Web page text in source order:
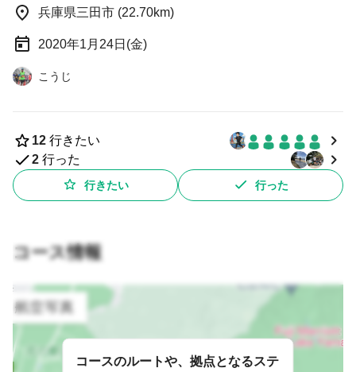
兵庫県三田市 (22.70km)
2020年1月24日(金)
こうじ
12 行きたい
2 行った
行きたい 行った
コース情報
コースのルートや、拠点となるステ